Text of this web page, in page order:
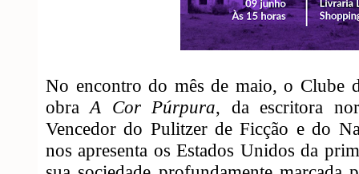
No encontro do mês de maio, o Clube
obraA Cor Púrpura, da escritora
Vencedor do Pulitzer de Ficção e do
nos apresenta os Estados Unidos da